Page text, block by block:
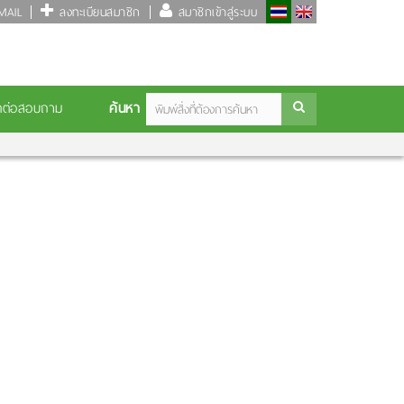
ลงทะเบียนสมาชิก สมาชิกเข้าสู่ระบบ
อสอบถาม ค้นหา